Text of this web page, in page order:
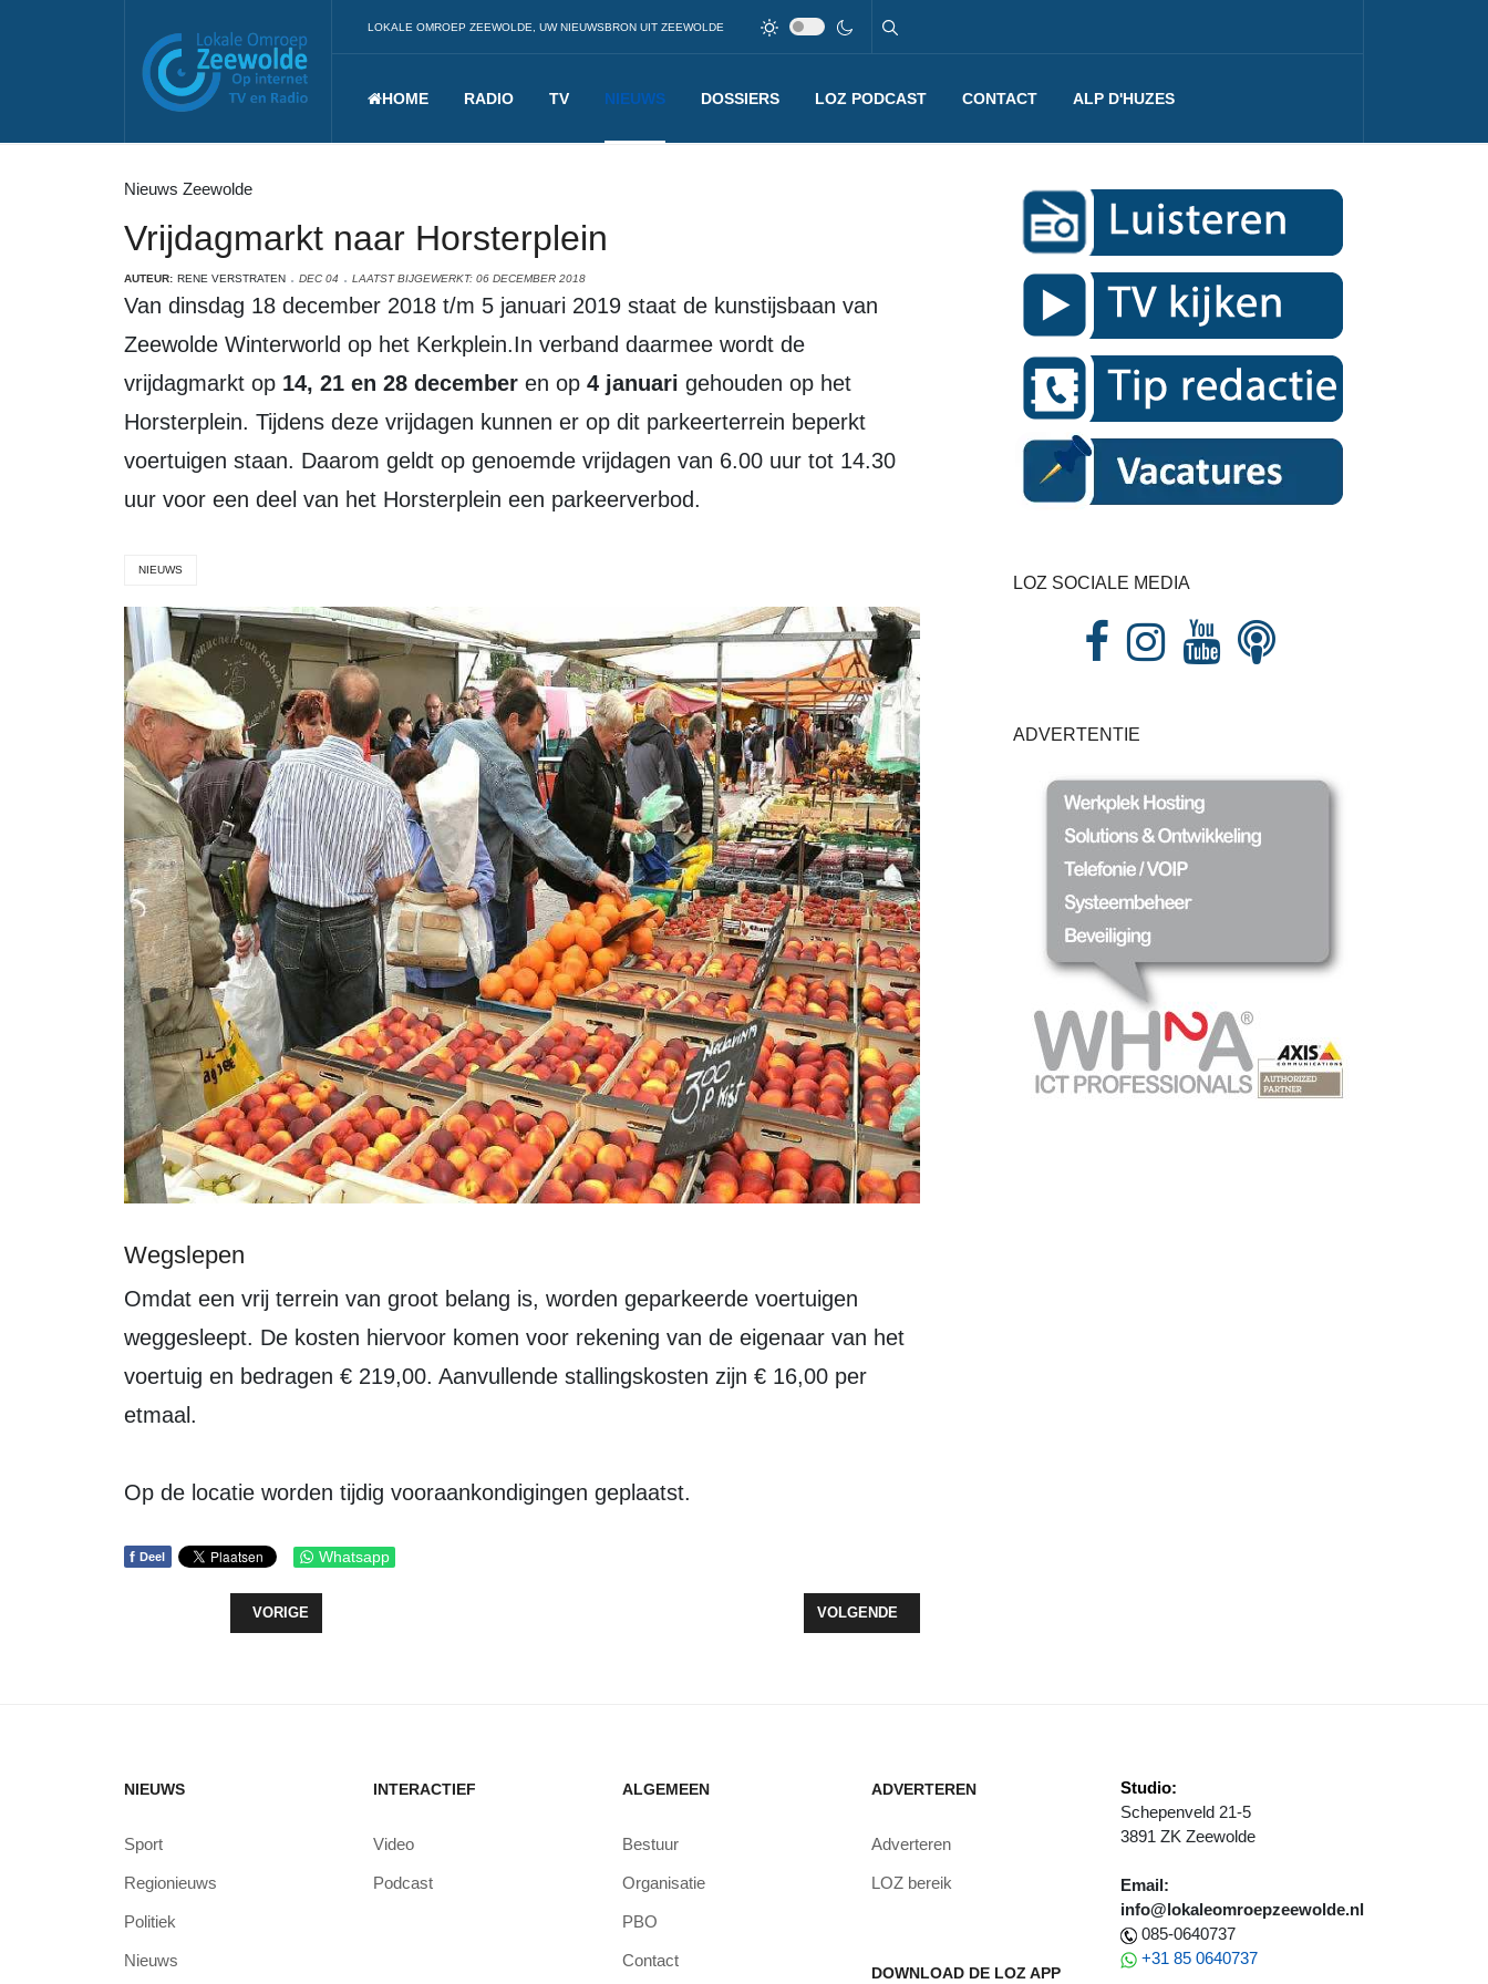
LOKALE OMROEP ZEEWOLDE, UW NIEUWSBRON UIT ZEEWOLDE
HOME RADIO TV NIEUWS DOSSIERS LOZ PODCAST CONTACT ALP D'HUZES
Nieuws Zeewolde
Vrijdagmarkt naar Horsterplein
AUTEUR: RENE VERSTRATEN DEC 04 LAATST BIJGEWERKT: 06 DECEMBER 2018
Van dinsdag 18 december 2018 t/m 5 januari 2019 staat de kunstijsbaan van
Zeewolde Winterworld op het Kerkplein.In verband daarmee wordt de
vrijdagmarkt op 14, 21 en 28 december en op 4 januari gehouden op het
Horsterplein. Tijdens deze vrijdagen kunnen er op dit parkeerterrein beperkt
voertuigen staan. Daarom geldt op genoemde vrijdagen van 6.00 uur tot 14.30
uur voor een deel van het Horsterplein een parkeerverbod.
NIEUWS
Wegslepen
Omdat een vrij terrein van groot belang is, worden geparkeerde voertuigen
weggesleept. De kosten hiervoor komen voor rekening van de eigenaar van het
voertuig en bedragen € 219,00. Aanvullende stallingskosten zijn € 16,00 per
etmaal.
Op de locatie worden tijdig vooraankondigingen geplaatst.
f Deel Whatsapp
VORIG ARTIKEL: PIANOVIRTUOOS JAN VAYNE KOMT NAAR DE VERBEELDING
VORIGE VOLGENDE ARTIKEL: NL DOET 2019
VOLGENDE
LOZ SOCIALE MEDIA
ADVERTENTIE
NIEUWS
Sport
Regionieuws
Politiek
Nieuws
INTERACTIEF
Video
Podcast
ALGEMEEN
Bestuur
Organisatie
PBO
Contact
ADVERTEREN
Adverteren
LOZ bereik
DOWNLOAD DE LOZ APP
Studio:
Schepenveld 21-5
3891 ZK Zeewolde
Email:
info@lokaleomroepzeewolde.nl
085-0640737
+31 85 0640737